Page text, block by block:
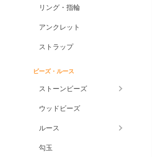
リング・指輪
アンクレット
ストラップ
ビーズ・ルース
ストーンビーズ
ウッドビーズ
ルース
勾玉